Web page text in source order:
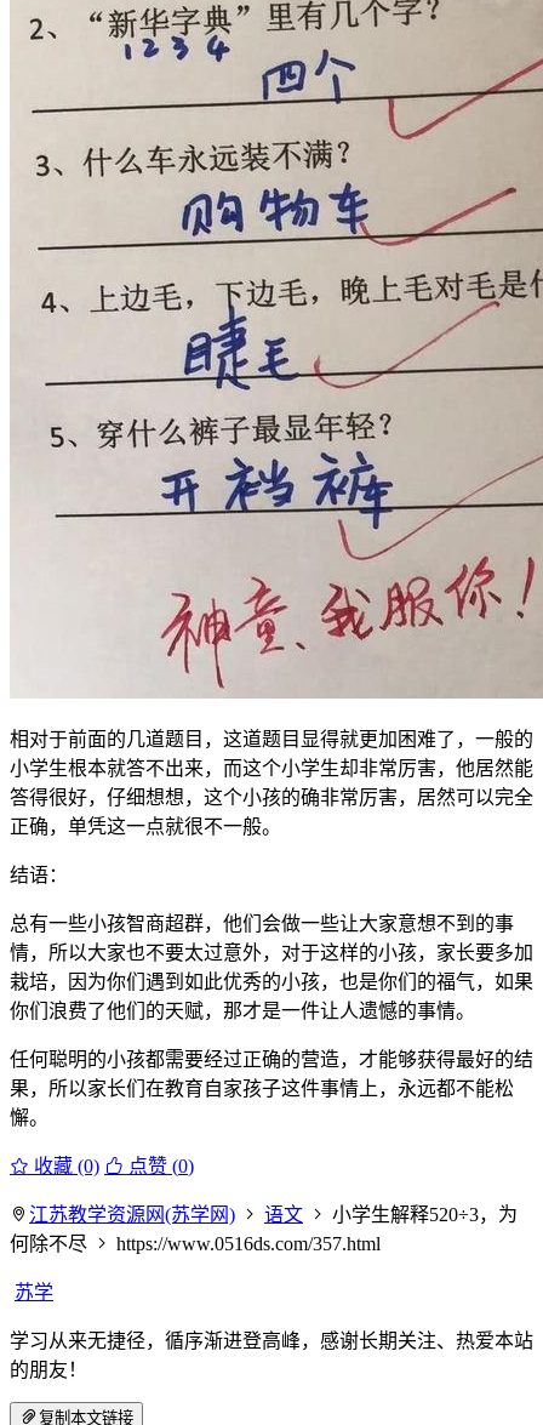
相对于前面的几道题目，这道题目显得就更加困难了，一般的
小学生根本就答不出来，而这个小学生却非常厉害，他居然能
答得很好，仔细想想，这个小孩的确非常厉害，居然可以完全
正确，单凭这一点就很不一般。
结语：
总有一些小孩智商超群，他们会做一些让大家意想不到的事
情，所以大家也不要太过意外，对于这样的小孩，家长要多加
栽培，因为你们遇到如此优秀的小孩，也是你们的福气，如果
你们浪费了他们的天赋，那才是一件让人遗憾的事情。
任何聪明的小孩都需要经过正确的营造，才能够获得最好的结
果，所以家长们在教育自家孩子这件事情上，永远都不能松
懈。
收藏 (0) 点赞 (0)
江苏教学资源网(苏学网) 语文
小学生解释520÷3，为
何除不尽
https://www.0516ds.com/357.html
苏学
学习从来无捷径，循序渐进登高峰，感谢长期关注、热爱本站
的朋友！
复制本文链接